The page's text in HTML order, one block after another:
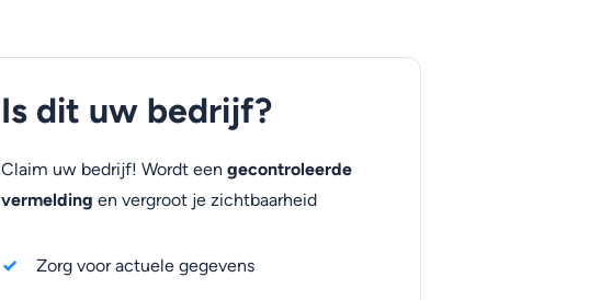
Is dit uw bedrijf?
Claim uw bedrijf! Wordt een gecontroleerde
vermelding en vergroot je zichtbaarheid
Zorg voor actuele gegevens